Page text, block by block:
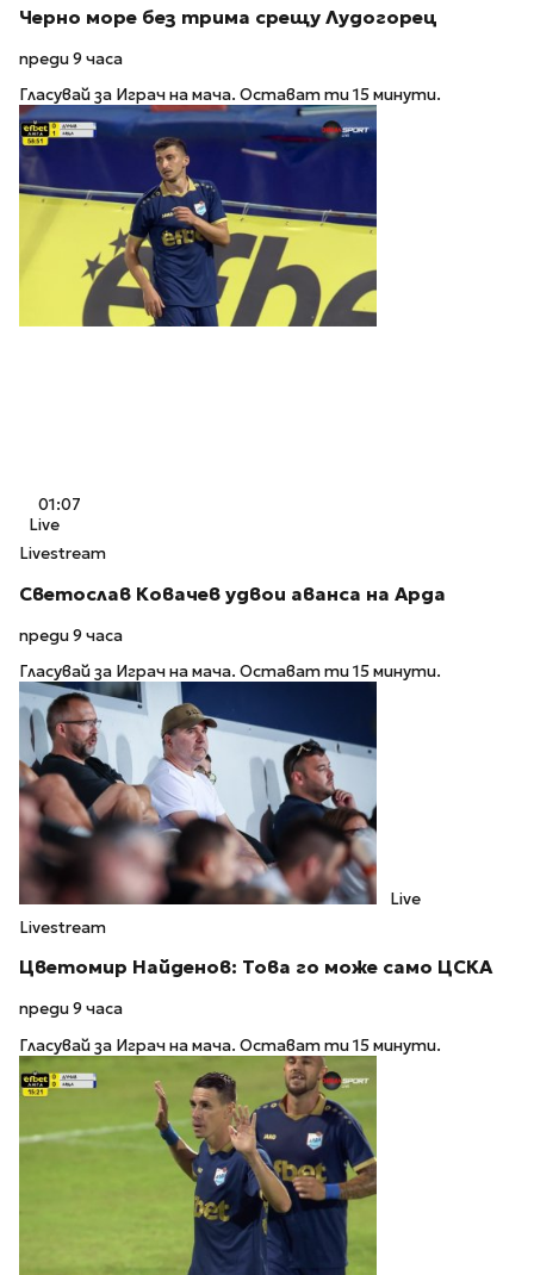
Черно море без трима срещу Лудогорец
преди 9 часа
Гласувай за Играч на мача. Остават ти 15 минути.
01:07
Live
Livestream
Светослав Ковачев удвои аванса на Арда
преди 9 часа
Гласувай за Играч на мача. Остават ти 15 минути.
Live
Livestream
Цветомир Найденов: Това го може само ЦСКА
преди 9 часа
Гласувай за Играч на мача. Остават ти 15 минути.